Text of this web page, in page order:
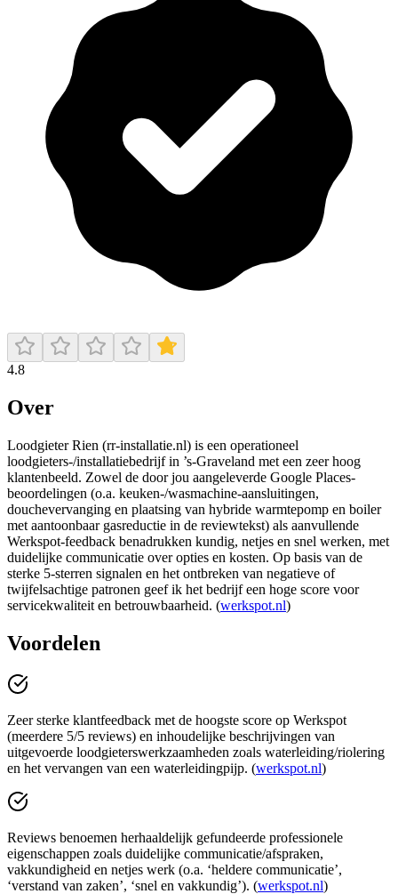
4.8
Over
Loodgieter Rien (rr-installatie.nl) is een operationeel
loodgieters-/installatiebedrijf in ’s-Graveland met een zeer hoog
klantenbeeld. Zowel de door jou aangeleverde Google Places-
beoordelingen (o.a. keuken-/wasmachine-aansluitingen,
douchevervanging en plaatsing van hybride warmtepomp en boiler
met aantoonbaar gasreductie in de reviewtekst) als aanvullende
Werkspot-feedback benadrukken kundig, netjes en snel werken, met
duidelijke communicatie over opties en kosten. Op basis van de
sterke 5-sterren signalen en het ontbreken van negatieve of
twijfelsachtige patronen geef ik het bedrijf een hoge score voor
servicekwaliteit en betrouwbaarheid. (werkspot.nl)
Voordelen
Zeer sterke klantfeedback met de hoogste score op Werkspot
(meerdere 5/5 reviews) en inhoudelijke beschrijvingen van
uitgevoerde loodgieterswerkzaamheden zoals waterleiding/riolering
en het vervangen van een waterleidingpijp. (werkspot.nl)
Reviews benoemen herhaaldelijk gefundeerde professionele
eigenschappen zoals duidelijke communicatie/afspraken,
vakkundigheid en netjes werk (o.a. ‘heldere communicatie’,
‘verstand van zaken’, ‘snel en vakkundig’). (werkspot.nl)